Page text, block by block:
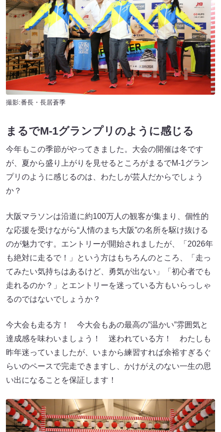
撮影:番長・長居蒼季
まるでM-1グランプリのように感じる
今年もこの季節がやってきました。大会の開催は冬です
が、夏から盛り上がりを見せるところがまるでM-1グラン
プリのように感じるのは、わたしが芸人だからでしょう
か？
大阪マラソンは沿道に約100万人の観客が集まり、個性的
な応援を受けながら“人情のまち大阪”の名所を駆け抜ける
のが魅力です。エントリーが開始されましたが、「2026年
も絶対に走るで！」という方はもちろんのところ、「走っ
てみたい気持ちはあるけど、勇気が出ない」「初心者でも
走れるのか？」とエントリーを迷っている方もいらっしゃ
るのではないでしょうか？
今大会も走る方！ 今大会もあの最高の”温かい”雰囲気と
達成感を味わいましょう！ 迷われている方！ わたしも
昨年迷っていましたが、いまから練習すれば余裕すぎるぐ
らいのペースで完走できますし、かけがえのない一生の思
い出になることを保証します！